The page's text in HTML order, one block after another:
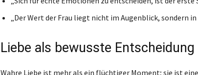
„Der Wert der Frau liegt nicht im Augenblick, sondern
Liebe als bewusste
Wahre Liebe ist mehr als ein flüchtiger Moment; sie ist